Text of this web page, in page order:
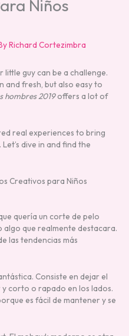
Niños
Richard Cortezimbra
guy can be a challenge.
and fresh, but also easy to
hombres 2019offers a lot of
real experiences to bring
dive in and find the
Creativos para Niños
quería un corte de pelo
que realmente destacara.
las tendencias más
Consiste en dejar el
corto o rapado en los lados.
es fácil de mantener y se